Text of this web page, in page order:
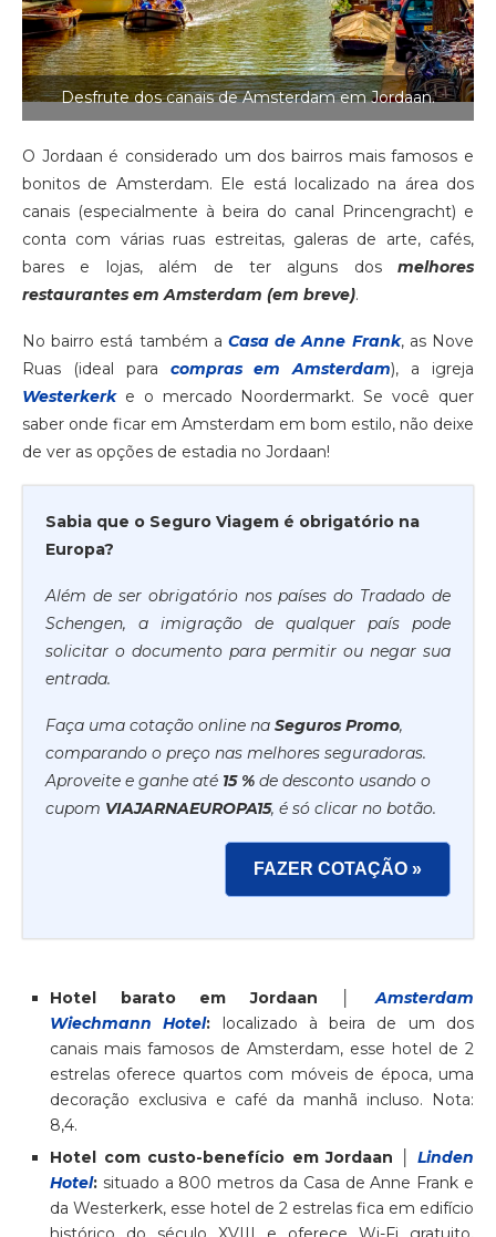
Desfrute dos canais de Amsterdam em Jordaan.
O Jordaan é considerado um dos bairros mais famosos e
bonitos de Amsterdam. Ele está localizado na área dos
canais (especialmente à beira do canal Princengracht) e
conta com várias ruas estreitas, galeras de arte, cafés,
bares e lojas, além de ter alguns dos melhores
restaurantes em Amsterdam (em breve).
No bairro está também a Casa de Anne Frank, as Nove
Ruas (ideal para compras em Amsterdam), a igreja
Westerkerke o mercado Noordermarkt. Se você quer
saber onde ficar em Amsterdam em bom estilo, não deixe
de ver as opções de estadia no Jordaan!
Sabia que o Seguro Viagem é obrigatório na
Europa?
Além de ser obrigatório nos países do Tradado de
Schengen, a imigração de qualquer país pode
solicitar o documento para permitir ou negar sua
entrada.
Faça uma cotação online na Seguros Promo,
comparando o preço nas melhores seguradoras.
Aproveite e ganhe até 15 % de desconto usando o
cupom VIAJARNAEUROPA15, é só clicar no botão.
FAZER COTAÇÃO »
Hotel barato em Jordaan │Amsterdam
Wiechmann Hotel: localizado à beira de um dos
canais mais famosos de Amsterdam, esse hotel de 2
estrelas oferece quartos com móveis de época, uma
decoração exclusiva e café da manhã incluso. Nota:
8,4.
Hotel com custo-benefício em Jordaan │ Linden
Hotel: situado a 800 metros da Casa de Anne Frank e
da Westerkerk, esse hotel de 2 estrelas fica em edifício